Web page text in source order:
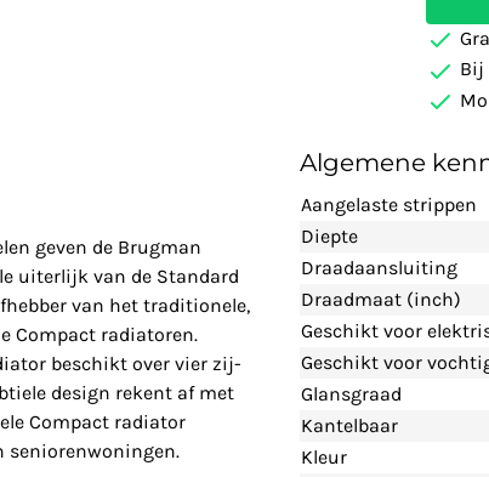
Bij
geven de Brugman
uiterlijk van de Standard
van het traditionele,
Compact radiatoren.
beschikt over vier zij-
design rekent af met
Compact radiator
seniorenwoningen.
Algemene
Aangelaste strippen
Diepte
Draadaansluiting
Draadmaat (inch)
Geschikt voor
Geschikt voor
Glansgraad
Kantelbaar
Kleur